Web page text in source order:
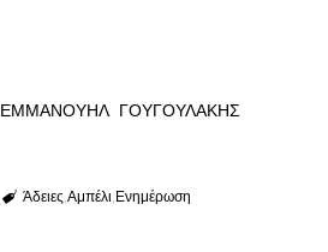
ΕΜΜΑΝΟΥΗΛ ΓΟΥΓΟΥΛΑΚΗΣ
Άδειες Αμπέλι Ενημέρωση